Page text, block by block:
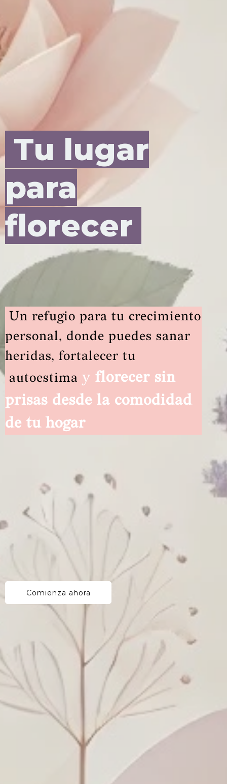
Tu lugar
para
florecer
Un refugio para tu crecimiento
personal, donde puedes sanar
heridas, fortalecer tu
autoestima y florecer sin
prisas desde la comodidad
de tu hogar
Comienza ahora